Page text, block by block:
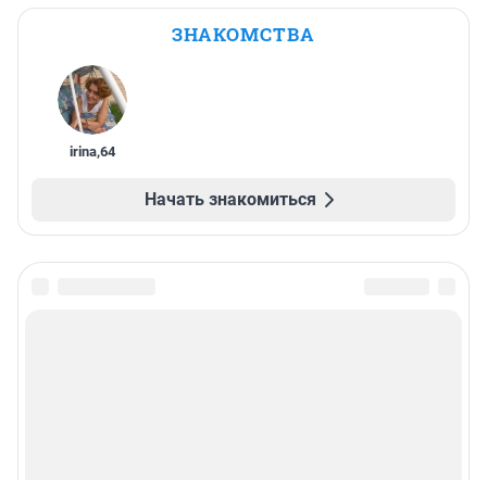
ЗНАКОМСТВА
irina,64
Начать знакомиться